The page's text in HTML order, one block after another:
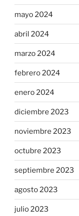
mayo 2024
abril 2024
marzo 2024
febrero 2024
enero 2024
diciembre 2023
noviembre 2023
octubre 2023
septiembre 2023
agosto 2023
julio 2023